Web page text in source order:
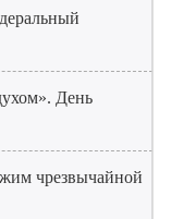
День
чрезвычайной